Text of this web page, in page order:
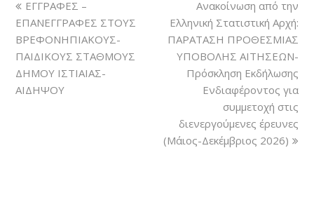
ΕΓΓΡΑΦΕΣ –
ΕΠΑΝΕΓΓΡΑΦΕΣ ΣΤΟΥΣ
ΒΡΕΦΟΝΗΠΙΑΚΟΥΣ-
ΠΑΙΔΙΚΟΥΣ ΣΤΑΘΜΟΥΣ
ΔΗΜΟΥ ΙΣΤΙΑΙΑΣ-
ΑΙΔΗΨΟΥ
Ανακοίνωση από την
Ελληνική Στατιστική Αρχή:
ΠΑΡΑΤΑΣΗ ΠΡΟΘΕΣΜΙΑΣ
ΥΠΟΒΟΛΗΣ ΑΙΤΗΣΕΩΝ-
Πρόσκληση Εκδήλωσης
Ενδιαφέροντος για
συμμετοχή στις
διενεργούμενες έρευνες
(Μάιος-Δεκέμβριος 2026)